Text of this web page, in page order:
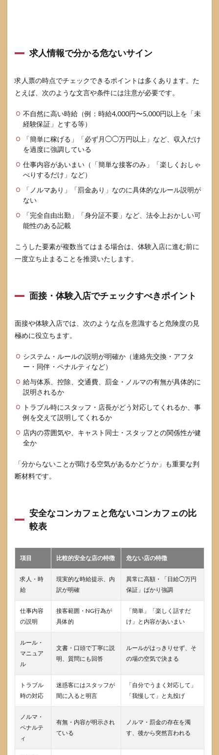
先
問
（FAQ）
コン
カフ
ェで
働く
だけ
で逮
捕さ
れる
こと
りま
す
か？
18歳
でも
働け
ます
7.3
危な
で働
いて
しま
いま
し
た。
どう
やっ
て辞
めれ
ば良
す
か？
ら個
人的
に食
うす
べき
8
まと
め：
コン
ェの
リス
クを
知っ
たう
分の
身を
守
求人情報で分かる危ないサイン
求人票の時点でチェックできるポイントは多くあります。た
とえば、次のような文言や条件には注意が必要です。
不自然に高い時給（例：時給4,000円〜5,000円以上を「未
経験保証」とする等）
「簡単に稼げる」「必ず月◯◯万円以上」など、収入だけ
を過度に強調している
仕事内容があいまい（「簡単な接客のみ」「楽しくおしゃ
べりするだけ」など）
「ノルマあり」「罰金あり」なのに具体的なルール説明が
ない
「完全自由出勤」「身分証不要」など、法令上おかしい可
能性のある記載
こうした要素が複数当てはまる場合は、体験入店に進む前に
一度立ち止まることを推奨いたします。
面接・体験入店でチェックすべきポイント
面接や体験入店では、次のような点を意識すると危険度の見
極めに役立ちます。
システム・ルールの説明が明確か（連絡先交換・アフタ
ー・同伴・ペナルティなど）
給与体系、控除、交通費、罰金・ノルマの有無が具体的に
説明されるか
トラブル時にスタッフ・店長がどう対応してくれるか、事
例を交えて説明してくれるか
店内の雰囲気や、キャスト同士・スタッフとの関係性が健
全か
「分からないことが聞ける空気があるかどうか」も重要な判
断材料です。
安全なコンカフェと危ないコンカフェの比
較表
項目 比較的安全な店の特徴 危ない店の特徴
求人・時
給
現実的な時給提示、内
訳が明確
異常に高額・「日給◯万円
保証」ばかり強調
仕事内容
の説明
接客範囲・NG行為が
具体的
「簡単」「楽しく話すだ
け」と内容があいまい
ルール・
マニュア
ル
文書・口頭で丁寧に説
明、質問にも回答
ルールがはっきりせず、そ
の場の空気で決まる
トラブル
時の対応
迷惑客にはスタッフが
間に入ると明言
「自分でうまく対応して」
「我慢して」と丸投げ
ノルマ・
ペナルテ
ィ
有無・内容が明示され
ている
ノルマ・罰金の存在を濁
す、後から突然言われる